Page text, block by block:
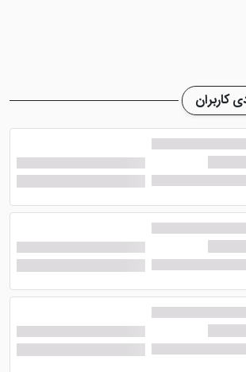
فرش های هتل، یکی از دست ساخته
طبیعی می باشند که بسیار زیبا هستند.
و تابستان به داخل اتاق ها نفوذ کند.
امکانات داخل اتاق ها می باشد. فن
اسپیلیت برای سرما، یخچال، تلویزیون، حمام
اتاق ها می باشند.
داخل اتاق ها می توان به سرویس بهداشتی
بهداشتی، مینی بار با هزینه و... اشاره
اتاق ها تشک های سنتی همراه با لحاف های
مشاهده است.
شاپ هتل کویری بالی اصفهان
رستوران هتل در طبقه منفی 1 واقع شده است. سرو انواع
ایرانی در رستوران هتل انجام می پذیرد.
کاربران